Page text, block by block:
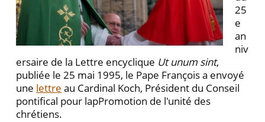
25
e
an
niv
ersaire de la Lettre encyclique Ut unum sint,
publiée le 25 mai 1995, le Pape François a envoyé
une lettre au Cardinal Koch, Président du Conseil
pontifical pour lapPromotion de l'unité des
chrétiens.